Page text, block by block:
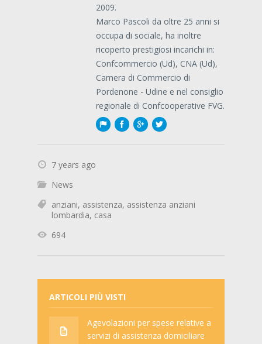
2009.
Marco Pascoli da oltre 25 anni si
occupa di sociale, ha inoltre
ricoperto prestigiosi incarichi in:
Confcommercio (Ud), CNA (Ud),
Camera di Commercio di
Pordenone - Udine e nel consiglio
regionale di Confcooperative FVG.
7 years ago
News
anziani, assistenza, assistenza anziani
lombardia, casa
694
ARTICOLI PIÙ VISTI
Agevolazioni per spese relative a
servizi di assistenza domiciliare